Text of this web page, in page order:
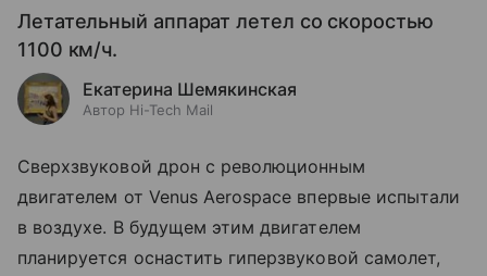
Летательный аппарат летел со скоростью
1100 км/ч.
Екатерина Шемякинская
Автор Hi-Tech Mail
Сверхзвуковой дрон с революционным
двигателем от Venus Aerospace впервые испытали
в воздухе. В будущем этим двигателем
планируется оснастить гиперзвуковой самолет,